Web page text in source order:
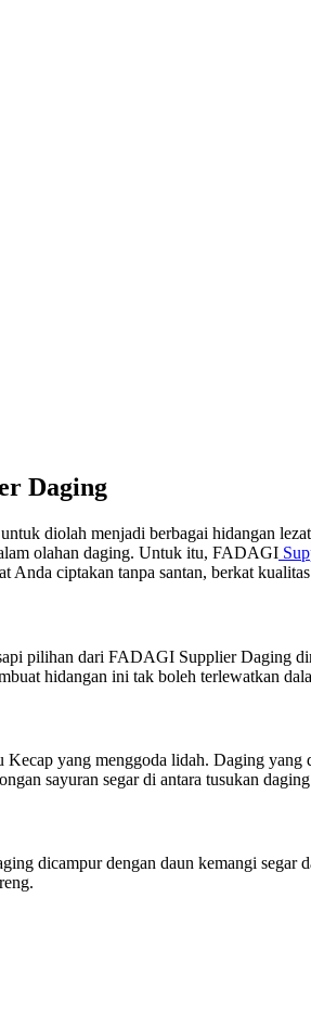
Daging
diolah menjadi berbagai hidangan
olahan daging. Untuk itu, FADAGI
Anda ciptakan tanpa santan, berkat
pilihan dari FADAGI Supplier Daging
hidangan ini tak boleh terlewatkan
yang menggoda lidah. Daging yang
sayuran segar di antara tusukan
dicampur dengan daun kemangi